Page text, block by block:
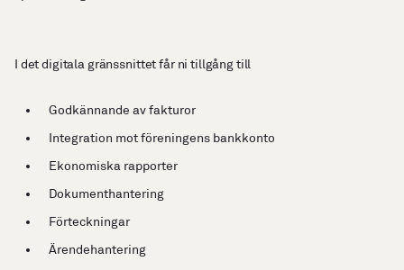
I det digitala gränssnittet får ni tillgång till
Godkännande av fakturor
Integration mot föreningens bankkonto
Ekonomiska rapporter
Dokumenthantering
Förteckningar
Ärendehantering